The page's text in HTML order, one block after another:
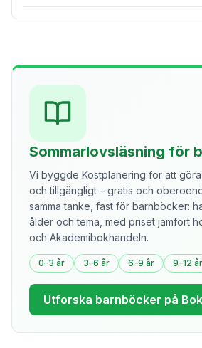
Sommarlovsläsning för
Vi byggde Kostplanering för att
och tillgängligt – gratis och
samma tanke, fast för barnböcker:
ålder och tema, med priset jämfört
och Akademibokhandeln.
0–3 år 3–6 år 6–9 år 9–12 år
Utforska barnböcker på